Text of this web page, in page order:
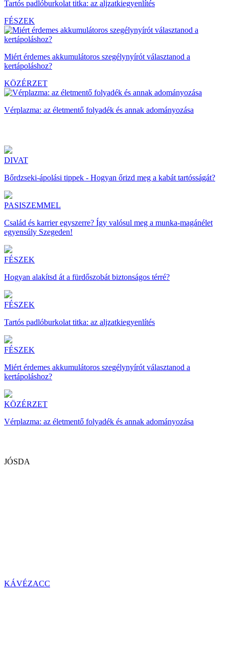
Tartós padlóburkolat titka: az aljzatkiegyenlítés
FÉSZEK
Miért érdemes akkumulátoros szegélynyírót választanod a
kertápoláshoz?
KÖZÉRZET
Vérplazma: az életmentő folyadék és annak adományozása
DIVAT
Bőrdzseki-ápolási tippek - Hogyan őrizd meg a kabát tartósságát?
PASISZEMMEL
Család és karrier egyszerre? Így valósul meg a munka-magánélet
egyensúly Szegeden!
FÉSZEK
Hogyan alakítsd át a fürdőszobát biztonságos térré?
FÉSZEK
Tartós padlóburkolat titka: az aljzatkiegyenlítés
FÉSZEK
Miért érdemes akkumulátoros szegélynyírót választanod a
kertápoláshoz?
KÖZÉRZET
Vérplazma: az életmentő folyadék és annak adományozása
JÓSDA
KÁVÉZACC